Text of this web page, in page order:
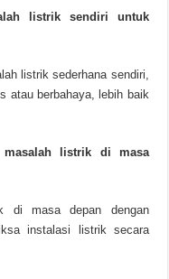
listrik sendiri untuk
listrik sederhana sendiri,
atau berbahaya, lebih baik
masalah listrik di masa
di masa depan dengan
instalasi listrik secara